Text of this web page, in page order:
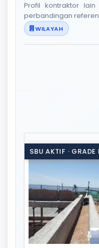
Profil kontraktor
perbandingan
WILAYAH
SBU AKTIF · GRADE